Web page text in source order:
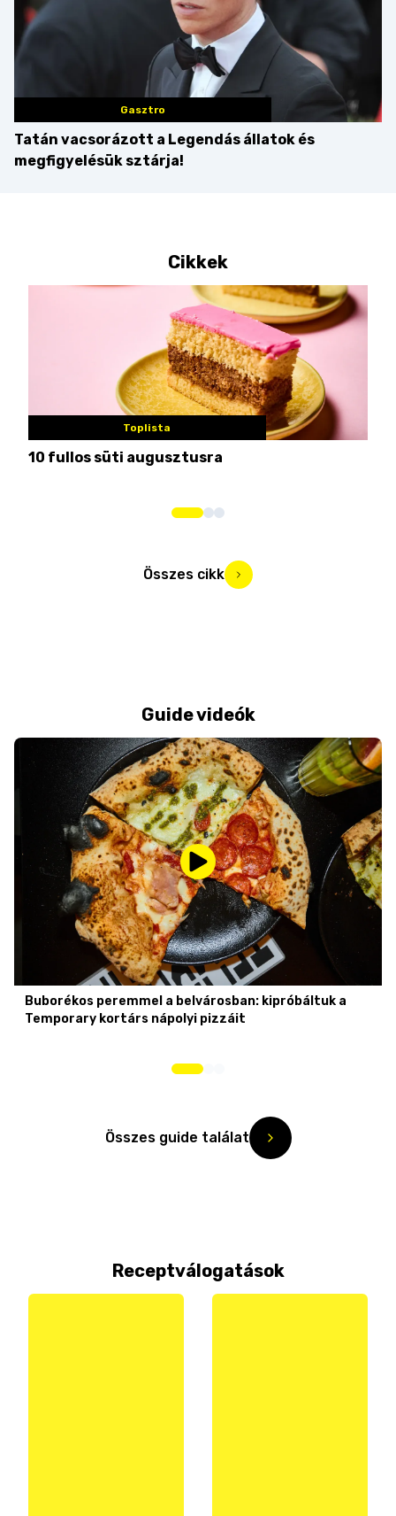
Gasztro
Tatán vacsorázott a Legendás állatok és
megfigyelésük sztárja!
Cikkek
Toplista
10 fullos süti augusztusra
Összes cikk
Guide videók
Buborékos peremmel a belvárosban: kipróbáltuk a
Temporary kortárs nápolyi pizzáit
Összes guide találat
Receptválogatások